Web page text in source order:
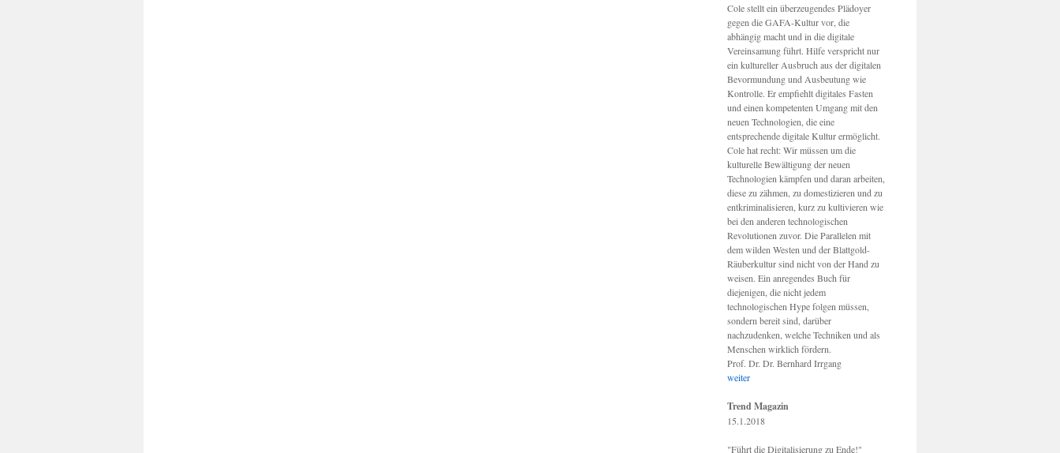
Cole stellt ein überzeugendes Plädoyer
gegen die GAFA-Kultur vor, die
abhängig macht und in die digitale
Vereinsamung führt. Hilfe verspricht nur
ein kultureller Ausbruch aus der digitalen
Bevormundung und Ausbeutung wie
Kontrolle. Er empfiehlt digitales Fasten
und einen kompetenten Umgang mit den
neuen Technologien, die eine
entsprechende digitale Kultur ermöglicht.
Cole hat recht: Wir müssen um die
kulturelle Bewältigung der neuen
Technologien kämpfen und daran arbeiten,
diese zu zähmen, zu domestizieren und zu
entkriminalisieren, kurz zu kultivieren wie
bei den anderen technologischen
Revolutionen zuvor. Die Parallelen mit
dem wilden Westen und der Blattgold-
Räuberkultur sind nicht von der Hand zu
weisen. Ein anregendes Buch für
diejenigen, die nicht jedem
technologischen Hype folgen müssen,
sondern bereit sind, darüber
nachzudenken, welche Techniken und als
Menschen wirklich fördern.
Prof. Dr. Dr. Bernhard Irrgang
weiter
Trend Magazin
15.1.2018
"Führt die Digitalisierung zu Ende!"